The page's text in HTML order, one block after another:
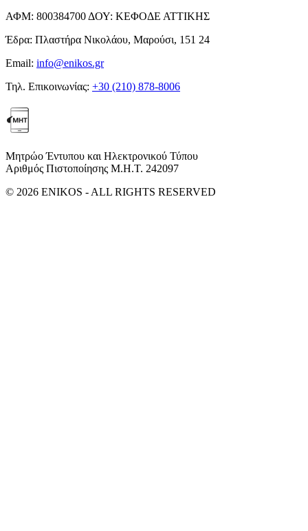
ΑΦΜ: 800384700 ΔΟΥ: ΚΕΦΟΔΕ ΑΤΤΙΚΗΣ
Έδρα: Πλαστήρα Νικολάου, Μαρούσι, 151 24
Email: info@enikos.gr
Τηλ. Επικοινωνίας: +30 (210) 878-8006
Μητρώο Έντυπου και Ηλεκτρονικού Τύπου
Αριθμός Πιστοποίησης Μ.Η.Τ. 242097
© 2026 ENIKOS - ALL RIGHTS RESERVED